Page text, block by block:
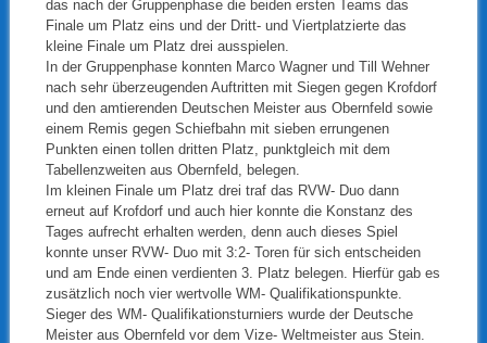
das nach der Gruppenphase die beiden ersten Teams das
Finale um Platz eins und der Dritt- und Viertplatzierte das
kleine Finale um Platz drei ausspielen.
In der Gruppenphase konnten Marco Wagner und Till Wehner
nach sehr überzeugenden Auftritten mit Siegen gegen Krofdorf
und den amtierenden Deutschen Meister aus Obernfeld sowie
einem Remis gegen Schiefbahn mit sieben errungenen
Punkten einen tollen dritten Platz, punktgleich mit dem
Tabellenzweiten aus Obernfeld, belegen.
Im kleinen Finale um Platz drei traf das RVW- Duo dann
erneut auf Krofdorf und auch hier konnte die Konstanz des
Tages aufrecht erhalten werden, denn auch dieses Spiel
konnte unser RVW- Duo mit 3:2- Toren für sich entscheiden
und am Ende einen verdienten 3. Platz belegen. Hierfür gab es
zusätzlich noch vier wertvolle WM- Qualifikationspunkte.
Sieger des WM- Qualifikationsturniers wurde der Deutsche
Meister aus Obernfeld vor dem Vize- Weltmeister aus Stein.